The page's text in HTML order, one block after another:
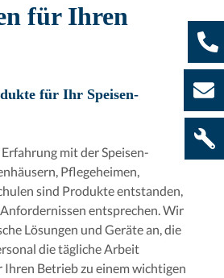
für Ihren
für Ihr Speisen-
mit der Speisen-
Pflegeheimen,
sind Produkte entstanden,
entsprechen. Wir
Lösungen und Geräte an, die
die tägliche Arbeit
Betrieb zu einem wichtigen